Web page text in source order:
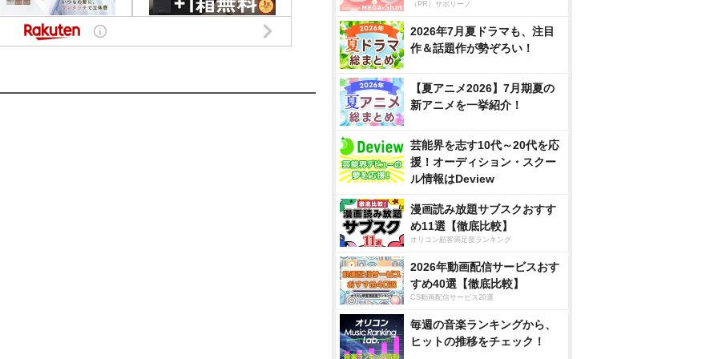
（PR）サボリーノ
2026年7月夏ドラマも、注目
作＆話題作が勢ぞろい！
【夏アニメ2026】7月期夏の
新アニメを一挙紹介！
芸能界を志す10代～20代を応
援！オーディション・スクー
ル情報はDeview
漫画読み放題サブスクおすす
め11選【徹底比較】
オリコン顧客満足度ランキング
2026年動画配信サービスおす
すめ40選【徹底比較】
CS動画配信サービス20選
毎週の音楽ランキングから、
ヒットの推移をチェック！